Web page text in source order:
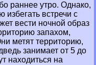
раннее утро. Однако,
избегать встречи с
вести ночной образ
запахом,
метят территорию,
занимает от 5 до
находиться на